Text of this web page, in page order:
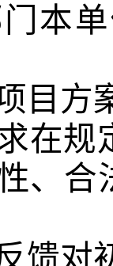
本
目
求在
、合
馈